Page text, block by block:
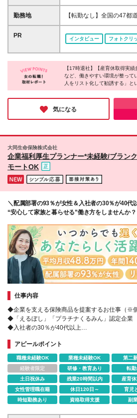
います！» ◇無理のない
への直行直帰OK！17時
業務効率も高められます。 ◇子育てとの両立を目
収入がほしい …平均月収
別途支給しています！ ◇就業ブランクを経て復帰し
たい …3年間の育成期間
でいちからサポートしま
給＋賞与年2回＋インセンテ
万円～23万円＋諸手当＋
※単発的な売上評価だけ
与に反映されます。 ◆東京・神奈川・千葉・埼玉・
愛知（一部）・京都・大
円以上 ◆静岡（一部）・
勤務地
【転勤なし】全国の47都
クまたはシェアオフィス
能 *お住まいや希望に合わ
ご自身の都合で転居が必
★リモートワークについ
ラ（PC・携帯の無料貸与
ます。当社では、お客さ
対面による面談や非接触
り、「ハイブリッドな営業
滞在が長くなり遅くなっ
子育てに配慮した柔軟な
阪：奈良/京都/兵庫/和歌山/滋賀 ◆中国・四
縄：福岡/長崎/佐賀/熊本/
の範囲)上記を除く当社関
PR
インタビュー フォトクリ
【17時退社】【産育休取得実
など、働きやすい環境が整って
人をリスト化して勧誘する」と
際は知人へのアプローチは一切
活躍を後押ししており、女性が
無理なく自分らしく働ける仕組
っても安心して働き続けられる
気になる
大同生命保険株式会社
企業福利厚生プランナー*未経験/ブラン
モートOK
＼配属部署の93％が女性＆入社者の30％が40代
“安心して家族と暮らせる”働き方をしませんか？
仕事内容
◆企業を支える保険商品を提案するお仕事（※
◆「えるぼし」「プラチナくるみん」認定企業
◆入社者の30％が40代以上
アピールポイント
職種未経験OK 業種未経験OK 第二
経験者限定
研修・教育あり 転
土日祝休み
残業20時間以内 産育
女性管理職在籍
休日120日～ 育児
時短勤務あり
資格取得支援 副